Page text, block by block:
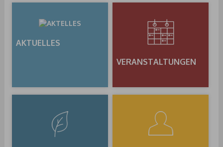
AKTUELLES
VERANSTALTUNGEN